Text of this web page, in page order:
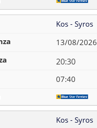
Kos - Syros
13/08/2026
20:30
07:40
Kos - Syros